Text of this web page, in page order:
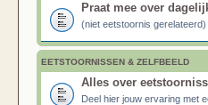
Praat mee over
(niet eetstoornis gerelateerd)
EETSTOORNISSEN & ZELFBEELD
Alles over
Deel hier jouw ervaring met